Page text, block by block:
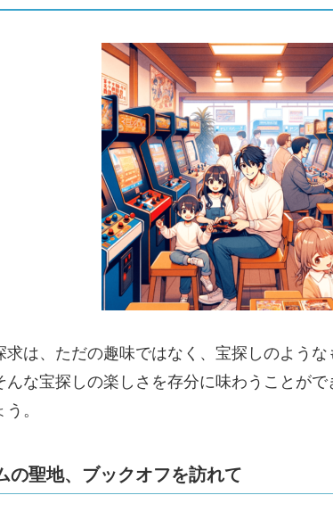
求は、ただの趣味ではなく、宝探しのよう
んな宝探しの楽しさを存分に味わうことが
。
の聖地、ブックオフを訪れて